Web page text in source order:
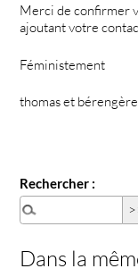
Merci de confirmer
ajoutant votre
Féministement
thomas et bérengère
Rechercher :
Dans la